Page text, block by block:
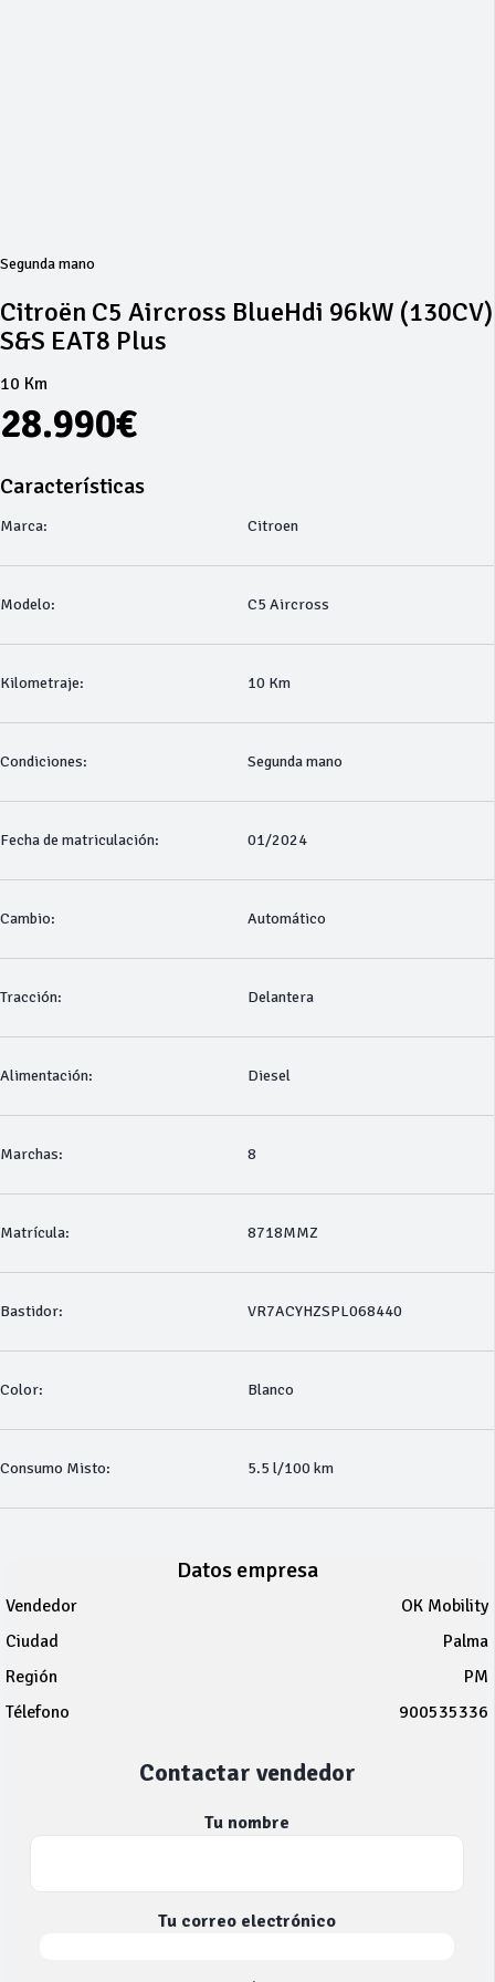
Segunda mano
Citroën C5 Aircross BlueHdi 96kW (130CV)
S&S EAT8 Plus
10 Km
28.990€
Características
Marca: Citroen
Modelo: C5 Aircross
Kilometraje: 10 Km
Condiciones: Segunda mano
Fecha de matriculación: 01/2024
Cambio: Automático
Tracción: Delantera
Alimentación: Diesel
Marchas: 8
Matrícula: 8718MMZ
Bastidor: VR7ACYHZSPL068440
Color: Blanco
Consumo Misto: 5.5 l/100 km
Datos empresa
Vendedor
OK Mobility
Ciudad
Palma
Región
PM
Télefono
900535336
Contactar vendedor
Tu nombre
Tu correo electrónico